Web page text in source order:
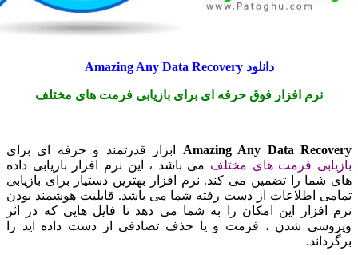
نرم افزار فوق حرفه ای برای بازیابی فرمت های مختلف
Amazing Any Dataابزار قدرتمند و حرفه ای برای
فرمت های مختلف می باشد ، این نرم افزار بازیابی داده
را تضمین می کند. نرم افزار بهترین دستیار برای بازیابی
اطلاعات از دست رفته شما می باشد. قابلیت هوشمند بودن
این امکان را به شما می دهد تا فایل هایی که در اثر
شدن ، فرمت و یا حذف تصادفی از دست داده اید را